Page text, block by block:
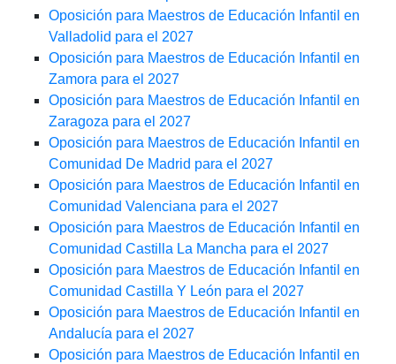
Oposición para Maestros de Educación Infantil en
Valladolid para el 2027
Oposición para Maestros de Educación Infantil en
Zamora para el 2027
Oposición para Maestros de Educación Infantil en
Zaragoza para el 2027
Oposición para Maestros de Educación Infantil en
Comunidad De Madrid para el 2027
Oposición para Maestros de Educación Infantil en
Comunidad Valenciana para el 2027
Oposición para Maestros de Educación Infantil en
Comunidad Castilla La Mancha para el 2027
Oposición para Maestros de Educación Infantil en
Comunidad Castilla Y León para el 2027
Oposición para Maestros de Educación Infantil en
Andalucía para el 2027
Oposición para Maestros de Educación Infantil en